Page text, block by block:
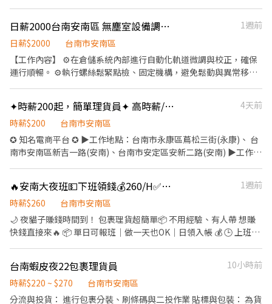
• 依活動檔期排班（可長期配合者優先） • 平日／假日皆有案件，
時間彈性可協調 薪資說明： • 時薪／日薪制（依經驗與工作內容調
整） • 表現良好者可穩定長期配合 其他說明： • 無經驗可，現場
會教 • 需能配合搬運設備、戶外工作 • 有相關經驗者佳，但非必
日薪2000台南安南區 無塵室設備調整人員/機台技術助理｜穩定長期、無經驗可
1週前
日薪$2000
台南市安南區
【工作內容】 ⚙️在倉儲系統內部進行自動化軌道微調與校正，確保
運行順暢。 ⚙️執行螺絲鬆緊點檢、固定機構，避免鬆動與異常移
協助機台停止、貼感應器貼紙等識別等安全元件。 ⚙️支援現場的簡
單維修、組裝與設備整理。 ⚙️確實紀錄每次測試與維護狀況，回報
工程主管。 【職位特色】 🈴穩定長期，室內工作，無風吹日曬，環
境乾淨明亮。 🈴提供完整訓練課程，無經驗者也能快速上手。 🈴工
作節奏穩定、流程清楚，適合細心、肯學習的你 🈴有技術累積與升
佳，對設備結構、組裝、調整有興趣🉐願意學習、配合團隊作業有
責任感與安全意識 🉐有相關技術背景或倉儲經驗佳，無經驗亦可
司提供制服與完善的教育訓練 💯穩定班表
✦時薪200起，簡單理貨員✦ 高時薪/工作簡單/固定班/無經驗可/SHN/D
4天前
時薪$200
台南市安南區
✪ 知名電商平台 ✪ ▶︎工作地點：台南市永康區蔦松三街(永康)、 台
南市安南區新吉一路(安南)、台南市安定區安新二路(安南) ▶︎工作內
01:00/17:00～02:00，時薪$215～$260 固定晚班：20:00～05:00，
時薪$215～$255 固定大夜班：22:00～07:00/23:00～08:00，時薪
$230～295 ❗❗不定期加碼津貼、激勵獎金❗❗ ▶︎福利制度： ➜三節禮
券 ➜結婚禮金 ➜獎助學金 ➜員工機車停車場 ––––––––––––––––––
––––––––––––––––––––––––––––––––––––––––––––––––– ☛
hopehr103（記得加＠喔~）電話詢問0968-623-170 ☛直接投遞履
歷
🔥安南大夜班💵下班領錢💰260/H✅可單日報班
1週前
時薪$260
台南市安南區
🌙 夜貓子賺錢時間到！ 包裹理貨超簡單📦 不用經驗、有人帶 想賺
快錢直接來🔥 📦 單日可報班｜做一天也OK｜日領入帳 💰 🕒 上班時
現在就找 Lisa 報名，給自己一個加薪的機會！ ❤️
▬▬▬▬▬▬▬▬▬【快速報名】▬▬▬▬▬▬▬▬▬ 找工作的你
別害羞💕 👉職缺截圖+留言私訊 ❤️𝑳𝒊𝒏𝒆 𝑰𝑫：【0965330514 】明
台南蝦皮夜22包裹理貨員
10小時前
時薪$220 ~ $270
台南市安南區
分流與投貨： 進行包裹分裝、刷條碼與二投作業 貼標與包裝： 為貨